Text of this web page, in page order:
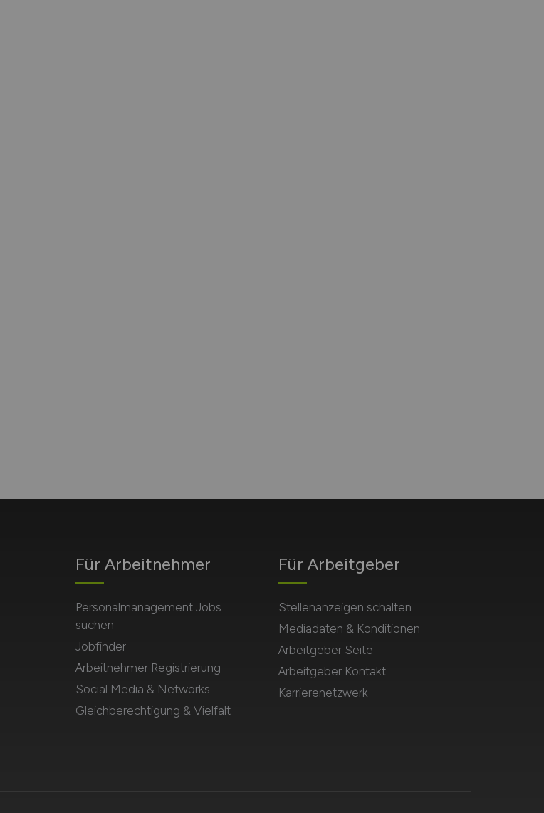
Für Arbeitnehmer
Personalmanagement Jobs
suchen
Jobfinder
Arbeitnehmer Registrierung
Social Media & Networks
Gleichberechtigung & Vielfalt
Für Arbeitgeber
Stellenanzeigen schalten
Mediadaten & Konditionen
Arbeitgeber Seite
Arbeitgeber Kontakt
Karrierenetzwerk